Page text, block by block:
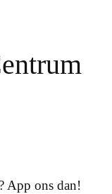
App ons dan!